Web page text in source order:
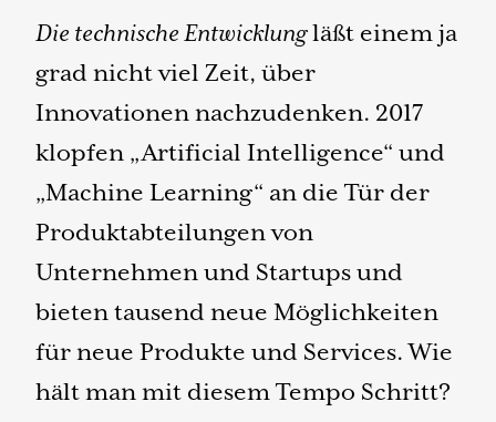
Die technische Entwicklungläßt einem ja
grad nicht viel Zeit, über
Innovationen nachzudenken. 2017
klopfen „Artificial Intelligence“ und
„Machine Learning“ an die Tür der
Produktabteilungen von
Unternehmen und Startups und
bieten tausend neue Möglichkeiten
für neue Produkte und Services. Wie
hält man mit diesem Tempo Schritt?